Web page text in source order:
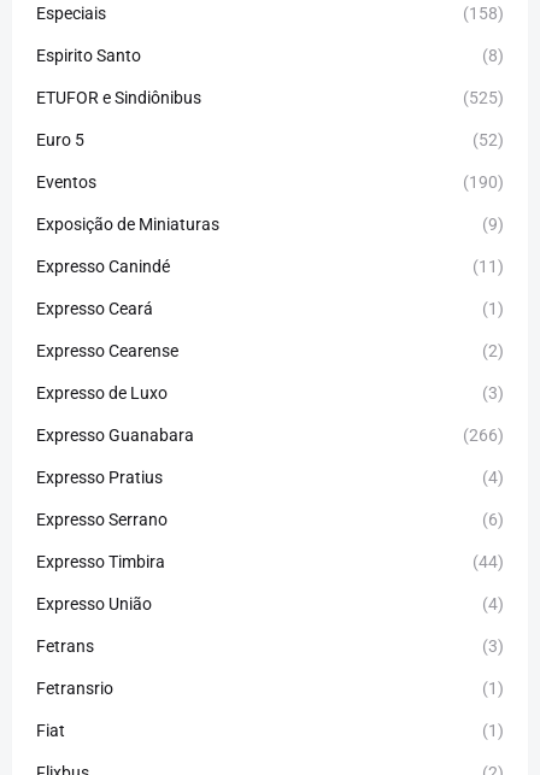
Especiais (158)
Espirito Santo (8)
ETUFOR e Sindiônibus (525)
Euro 5 (52)
Eventos (190)
Exposição de Miniaturas (9)
Expresso Canindé (11)
Expresso Ceará (1)
Expresso Cearense (2)
Expresso de Luxo (3)
Expresso Guanabara (266)
Expresso Pratius (4)
Expresso Serrano (6)
Expresso Timbira (44)
Expresso União (4)
Fetrans (3)
Fetransrio (1)
Fiat (1)